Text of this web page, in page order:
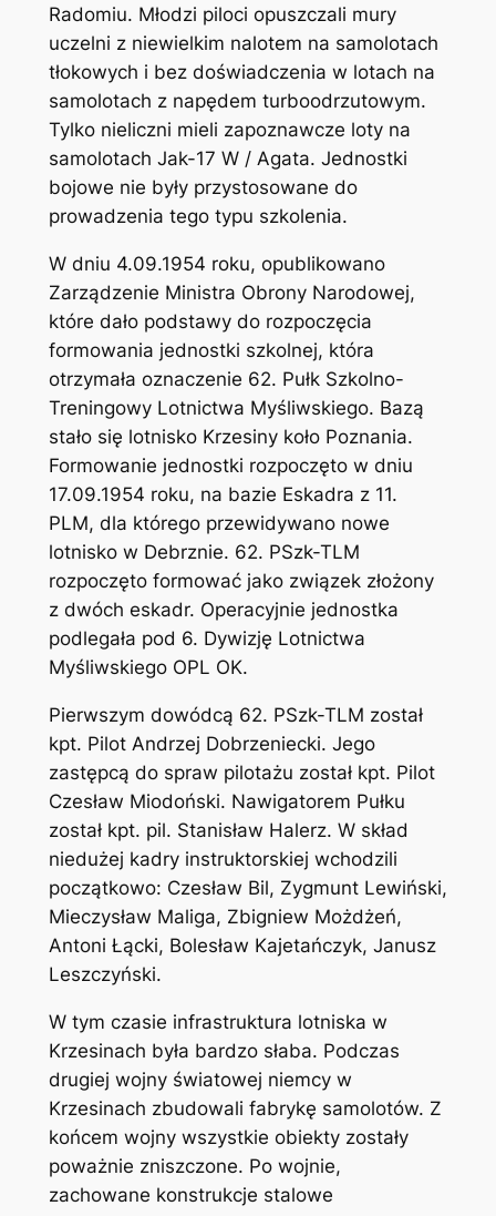
Radomiu. Młodzi piloci opuszczali mury
uczelni z niewielkim nalotem na samolotach
tłokowych i bez doświadczenia w lotach na
samolotach z napędem turboodrzutowym.
Tylko nieliczni mieli zapoznawcze loty na
samolotach Jak-17 W / Agata. Jednostki
bojowe nie były przystosowane do
prowadzenia tego typu szkolenia.
W dniu 4.09.1954 roku, opublikowano
Zarządzenie Ministra Obrony Narodowej,
które dało podstawy do rozpoczęcia
formowania jednostki szkolnej, która
otrzymała oznaczenie 62. Pułk Szkolno-
Treningowy Lotnictwa Myśliwskiego. Bazą
stało się lotnisko Krzesiny koło Poznania.
Formowanie jednostki rozpoczęto w dniu
17.09.1954 roku, na bazie Eskadra z 11.
PLM, dla którego przewidywano nowe
lotnisko w Debrznie. 62. PSzk-TLM
rozpoczęto formować jako związek złożony
z dwóch eskadr. Operacyjnie jednostka
podlegała pod 6. Dywizję Lotnictwa
Myśliwskiego OPL OK.
Pierwszym dowódcą 62. PSzk-TLM został
kpt. Pilot Andrzej Dobrzeniecki. Jego
zastępcą do spraw pilotażu został kpt. Pilot
Czesław Miodoński. Nawigatorem Pułku
został kpt. pil. Stanisław Halerz. W skład
niedużej kadry instruktorskiej wchodzili
początkowo: Czesław Bil, Zygmunt Lewiński,
Mieczysław Maliga, Zbigniew Możdżeń,
Antoni Łącki, Bolesław Kajetańczyk, Janusz
Leszczyński.
W tym czasie infrastruktura lotniska w
Krzesinach była bardzo słaba. Podczas
drugiej wojny światowej niemcy w
Krzesinach zbudowali fabrykę samolotów. Z
końcem wojny wszystkie obiekty zostały
poważnie zniszczone. Po wojnie,
zachowane konstrukcje stalowe